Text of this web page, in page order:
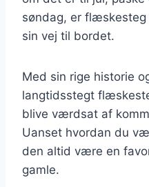
søndag, er
sin vej til bordet.
Med sin rige historie
langtidsstegt
blive værdsat af
Uanset hvordan du
den altid være en
gamle.